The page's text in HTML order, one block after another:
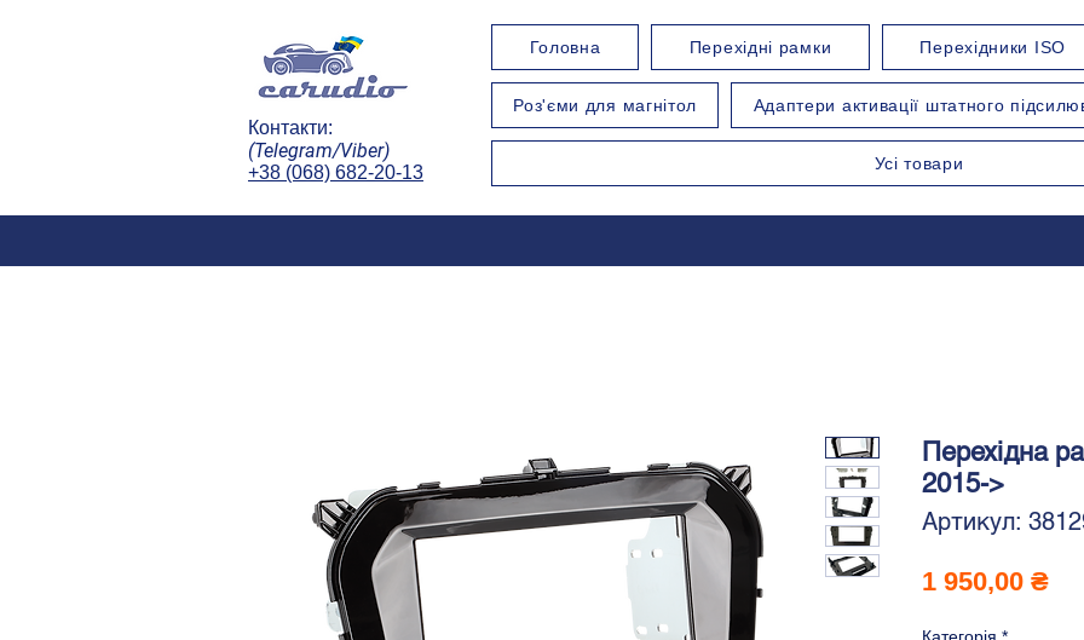
Контакти:
(Telegram/Viber)
+38 (068) 682-20-13
Головна Перехідні рамки Перехідники ISO
Роз'єми для магнітол Адаптери активації штатного
Усі товари
Перехідна
2015->
Артикул:
1 950,00 ₴
Категорія *